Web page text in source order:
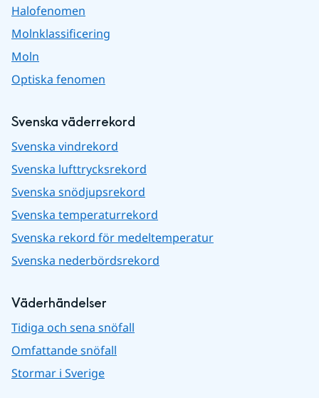
Halofenomen
Molnklassificering
Moln
Optiska fenomen
Svenska väderrekord
Svenska vindrekord
Svenska lufttrycksrekord
Svenska snödjupsrekord
Svenska temperaturrekord
Svenska rekord för medeltemperatur
Svenska nederbördsrekord
Väderhändelser
Tidiga och sena snöfall
Omfattande snöfall
Stormar i Sverige